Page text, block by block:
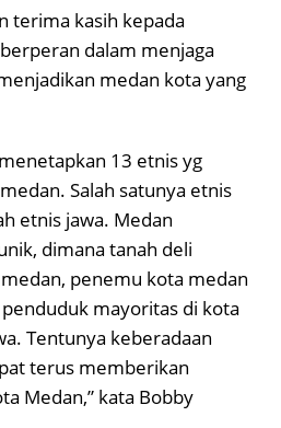
terima kasih kepada
dalam menjaga
medan kota yang
13 etnis yg
Salah satunya etnis
etnis jawa. Medan
dimana tanah deli
penemu kota medan
mayoritas di kota
Tentunya keberadaan
terus memberikan
Medan,” kata Bobby